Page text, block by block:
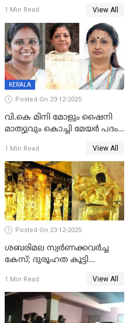
മരണത്തിന് കീഴടങ്ങി
1 Min Read View All
KERALA
Posted On 23-12-2025
വി.കെ മിനി മോളും ഷൈനി
മാത്യുവും കൊച്ചി മേയർ പദം
മേയറാകില്ല
1 Min Read View All
Posted On 23-12-2025
ശബരിമല സ്വര്‍ണക്കവര്‍ച്ച
കേസ്; ദുരൂഹത കൂട്ടി
1 Min Read View All